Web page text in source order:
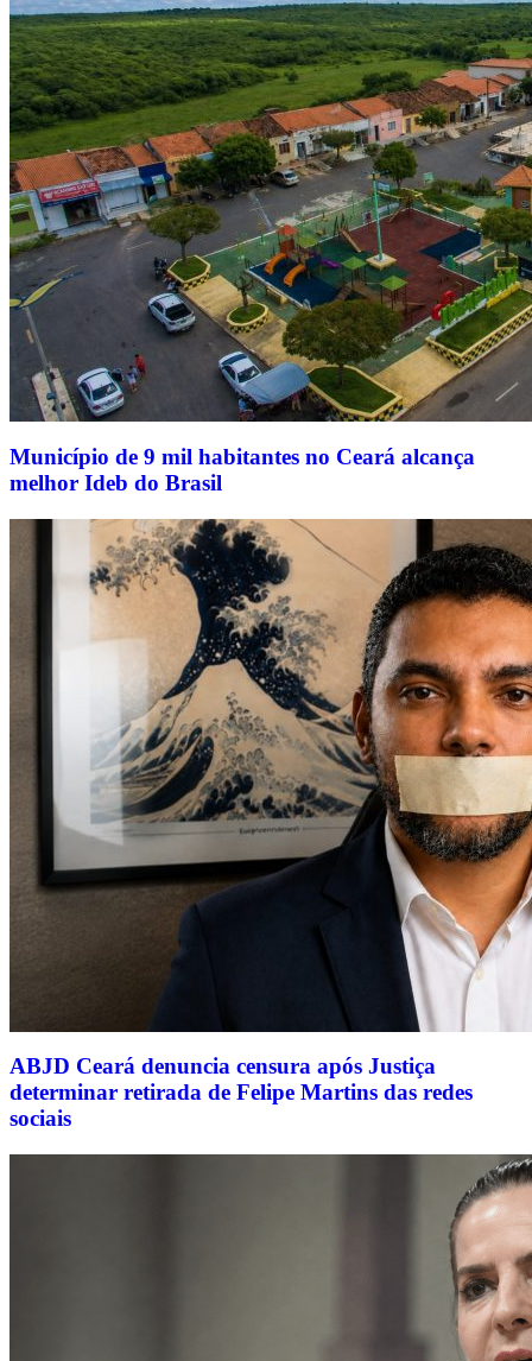
Município de 9 mil habitantes no Ceará alcança
melhor Ideb do Brasil
ABJD Ceará denuncia censura após Justiça
determinar retirada de Felipe Martins das redes
sociais